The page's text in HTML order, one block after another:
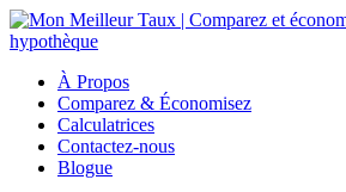
À Propos
Comparez & Économisez
Calculatrices
Contactez-nous
Blogue